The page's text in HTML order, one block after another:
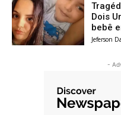
Dois
bebê
Jeferson
-